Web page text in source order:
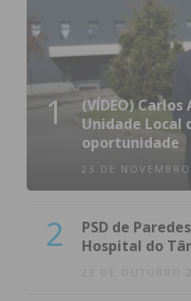
1
(VÍDEO)
Unidade Local
oportunidade
23 DE
2
PSD de
Hospital do
23 DE OUTUBRO